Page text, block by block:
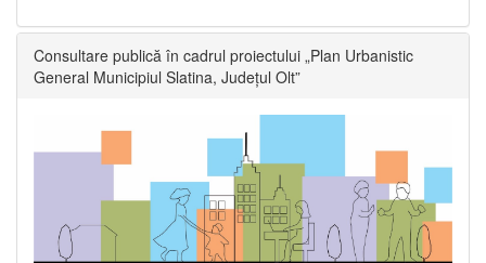
Consultare publică în cadrul proiectului „Plan Urbanistic
General Municipiul Slatina, Județul Olt”